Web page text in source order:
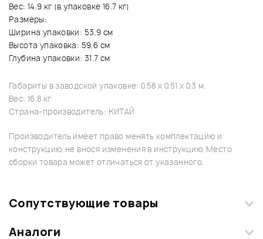
Вес: 14.9 кг (в упаковке 16.7 кг)
Размеры:
Ширина упаковки: 53.9 см
Высота упаковка: 59.6 см
Глубина упаковки: 31.7 см
Габариты в заводской упаковке: 0.58 x 0.51 x 0.3 м.
Вес: 16.8 кг
Страна-производитель: КИТАЙ
Производитель имеет право менять комплектацию и
конструкцию, не внося изменения в инструкцию. Место
сборки товара может отличаться от указанного.
Сопутствующие товары
Аналоги